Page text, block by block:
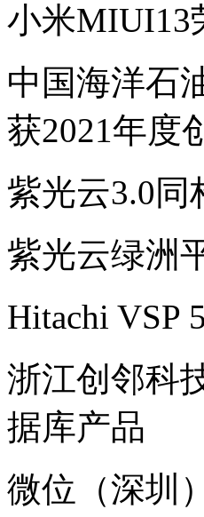
小米MIUI13
中国海洋石
获2021年度
紫光云3.0同
紫光云绿洲
Hitachi VSP
浙江创邻科
据库产品
微位（深圳